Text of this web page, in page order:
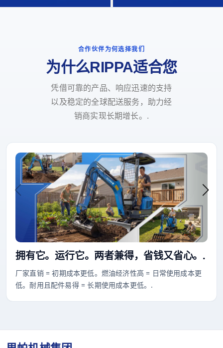
合作伙伴为何选择我们
为什么RIPPA适合您
凭借可靠的产品、响应迅速的支持
以及稳定的全球配送服务，助力经
销商实现长期增长。.
拥有它。运行它。两者兼得，省钱又省心。.
厂家直销 = 初期成本更低。燃油经济性高 = 日常使用成本更
低。耐用且配件易得 = 长期使用成本更低。.